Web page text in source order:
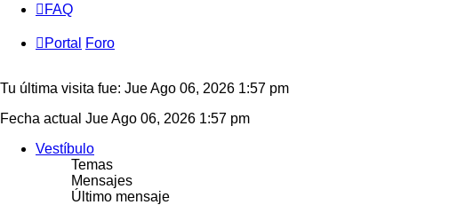
FAQ
Portal Foro
Tu última visita fue: Jue Ago 06, 2026 1:57 pm
Fecha actual Jue Ago 06, 2026 1:57 pm
Vestíbulo
Temas
Mensajes
Último mensaje